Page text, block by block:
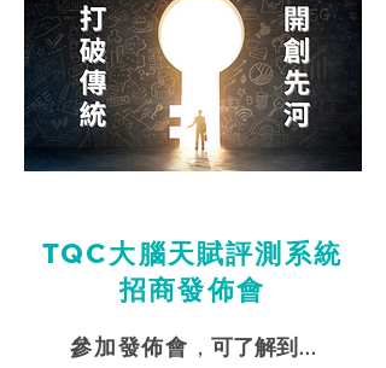
TQC大腦天賦評測 系統
招商發佈會
參加發佈會 ， 可了解到...